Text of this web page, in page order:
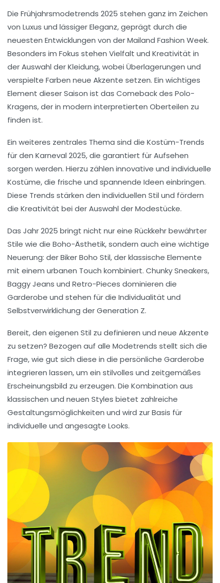
Die Frühjahrsmodetrends 2025 stehen ganz im Zeichen
von Luxus und lässiger Eleganz, geprägt durch die
neuesten Entwicklungen von der Mailand Fashion Week.
Besonders im Fokus stehen Vielfalt und Kreativität in
der Auswahl derKleidung, wobei Überlagerungen und
verspielte Farben neue Akzente setzen. Ein wichtiges
Element dieser Saison ist das Comebackdes Polo-
Kragens, der in modern interpretierten Oberteilen zu
finden ist.
Ein weiteres zentrales Thema sind die Kostüm-Trends
für den Karneval 2025, die garantiert für Aufsehen
sorgen werden. Hierzu zählen innovative und individuelle
Kostüme, die frische und spannende Ideen einbringen.
Diese Trends stärken den individuellen Stil und fördern
die Kreativität bei der Auswahl derModestücke.
Das Jahr 2025 bringt nicht nur eine Rückkehr bewährter
Stile wie die Boho-Ästhetik, sondern auch eine wichtige
Neuerung: derBiker Boho Stil, der klassische Elemente
mit einem urbanen Touch kombiniert. Chunky Sneakers,
Baggy Jeans und Retro-Pieces dominieren die
Garderobe und stehen für die Individualität und
Selbstverwirklichung derGeneration Z.
Bereit, den eigenen Stil zu definieren und neue Akzente
zu setzen? Bezogen auf alle Modetrends stellt sich die
Frage, wie gut sich diese in die persönliche Garderobe
integrieren lassen, um ein stilvolles und zeitgemäßes
Erscheinungsbild zu erzeugen. Die Kombination aus
klassischen und neuen Styles bietet zahlreiche
Gestaltungsmöglichkeiten und wird zur Basis für
individuelle und angesagte Looks.